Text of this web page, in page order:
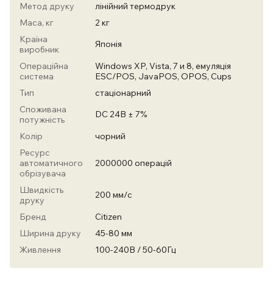
Метод друку
лінійний термодрук
Маса, кг
2 кг
Країна
виробник
Японія
Операційна
система
Windows XP, Vista, 7 и 8, емуляція
ESC/POS, JavaPOS, OPOS, Cups
Тип
стаціонарний
Споживана
потужність
DC 24В ± 7%
Колір
чорний
Ресурс
автоматичного
обрізувача
2000000 операцій
Швидкість
друку
200 мм/с
Бренд
Citizen
Ширина друку
45-80 мм
Живлення
100-240В / 50-60Гц